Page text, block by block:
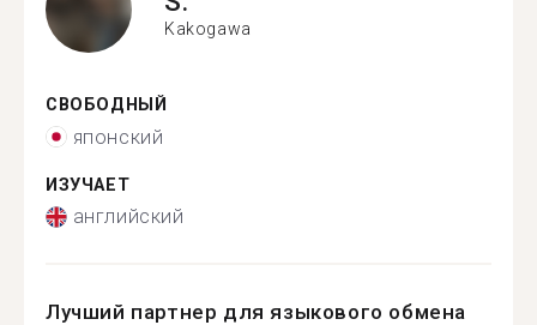
Kakogawa
СВОБОДНЫЙ
японский
ИЗУЧАЕТ
английский
Лучший партнер для языкового обмена